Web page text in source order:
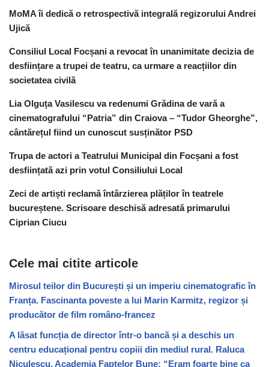
MoMA îi dedică o retrospectivă integrală regizorului Andrei
Ujică
Consiliul Local Focșani a revocat în unanimitate decizia de
desființare a trupei de teatru, ca urmare a reacțiilor din
societatea civilă
Lia Olguța Vasilescu va redenumi Grădina de vară a
cinematografului “Patria” din Craiova – “Tudor Gheorghe”,
cântărețul fiind un cunoscut susținător PSD
Trupa de actori a Teatrului Municipal din Focșani a fost
desființată azi prin votul Consiliului Local
Zeci de artiști reclamă întârzierea plăților în teatrele
bucureștene. Scrisoare deschisă adresată primarului
Ciprian Ciucu
Cele mai citite articole
Mirosul teilor din București și un imperiu cinematografic în
Franța. Fascinanta poveste a lui Marin Karmitz, regizor și
producător de film româno-francez
A lăsat funcția de director într-o bancă și a deschis un
centru educațional pentru copiii din mediul rural. Raluca
Niculescu, Academia Faptelor Bune: “Eram foarte bine ca